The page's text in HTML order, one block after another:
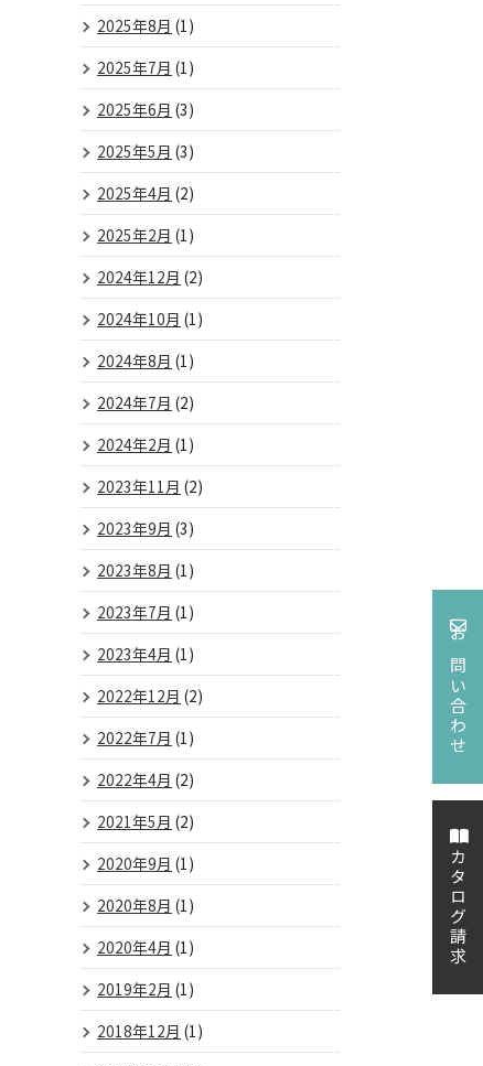
お問い合わせ
カタログ請求
2025年8月 (1)
2025年7月 (1)
2025年6月 (3)
2025年5月 (3)
2025年4月 (2)
2025年2月 (1)
2024年12月 (2)
2024年10月 (1)
2024年8月 (1)
2024年7月 (2)
2024年2月 (1)
2023年11月 (2)
2023年9月 (3)
2023年8月 (1)
2023年7月 (1)
2023年4月 (1)
2022年12月 (2)
2022年7月 (1)
2022年4月 (2)
2021年5月 (2)
2020年9月 (1)
2020年8月 (1)
2020年4月 (1)
2019年2月 (1)
2018年12月 (1)